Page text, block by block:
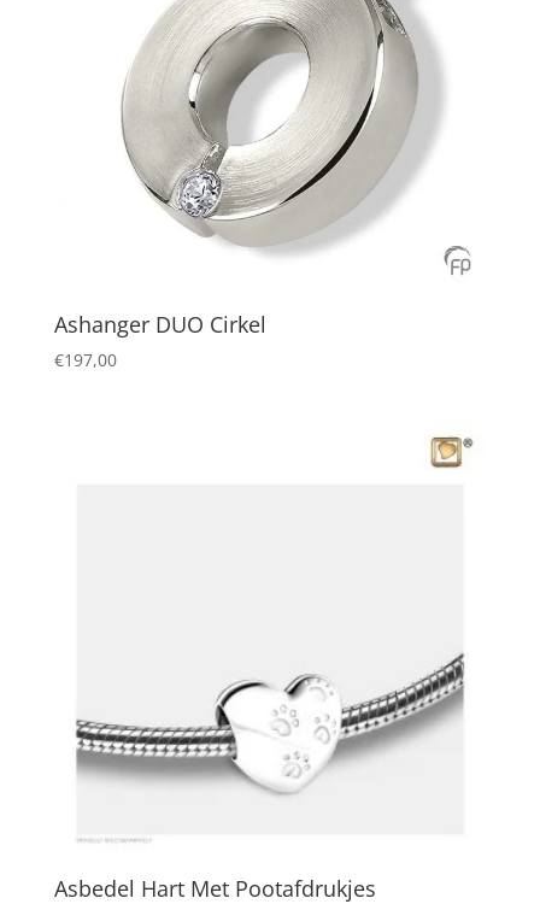
Ashanger DUO Cirkel
€197,00
Asbedel Hart Met Pootafdrukjes